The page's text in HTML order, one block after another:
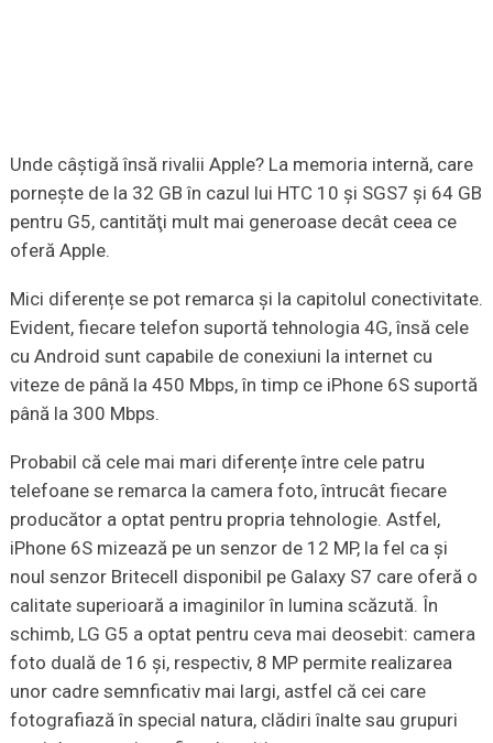
Unde câştigă însă rivalii Apple? La memoria internă, care
porneşte de la 32 GB în cazul lui HTC 10 și SGS7 şi 64 GB
pentru G5, cantităţi mult mai generoase decât ceea ce
oferă Apple.
Mici diferențe se pot remarca și la capitolul conectivitate.
Evident, fiecare telefon suportă tehnologia 4G, însă cele
cu Android sunt capabile de conexiuni la internet cu
viteze de până la 450 Mbps, în timp ce iPhone 6S suportă
până la 300 Mbps.
Probabil că cele mai mari diferențe între cele patru
telefoane se remarca la camera foto, întrucât fiecare
producător a optat pentru propria tehnologie. Astfel,
iPhone 6S mizează pe un senzor de 12 MP, la fel ca şi
noul senzor Britecell disponibil pe Galaxy S7 care oferă o
calitate superioară a imaginilor în lumina scăzută. În
schimb, LG G5 a optat pentru ceva mai deosebit: camera
foto duală de 16 şi, respectiv, 8 MP permite realizarea
unor cadre semnficativ mai largi, astfel că cei care
fotografiază în special natura, clădiri înalte sau grupuri